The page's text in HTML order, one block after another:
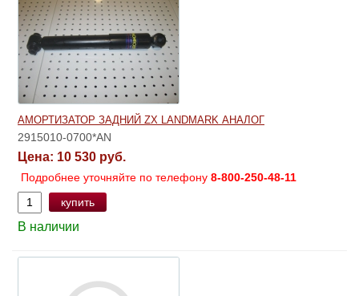
АМОРТИЗАТОР ЗАДНИЙ ZX LANDMARK АНАЛОГ
2915010-0700*AN
Цена: 10 530 руб.
Подробнее уточняйте по телефону 8-800-250-48-11
купить
В наличии